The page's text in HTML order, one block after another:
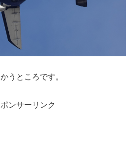
うところです。
ンサーリンク